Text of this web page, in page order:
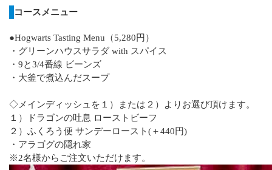
コースメニュー
●Hogwarts Tasting Menu（5,280円）
・グリーンハウスサラダ with スパイス
・9と3/4番線 ビーンズ
・大釜で煮込んだスープ
◇メインディッシュを１）または２）よりお選び頂けます。
１）ドラゴンの吐息 ローストビーフ
２）ふくろう便 サンデーロースト(＋440円)
・アラゴグの隠れ家
※2名様からご注文いただけます。